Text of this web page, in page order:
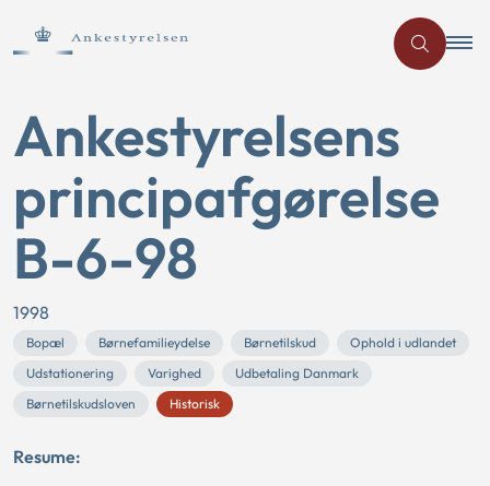
Ankestyrelsens
principafgørelse
B-6-98
1998
Bopæl Børnefamilieydelse Børnetilskud
Ophold i udlandet
Udstationering
Varighed
Udbetaling Danmark
Børnetilskudsloven
Historisk
Resume: